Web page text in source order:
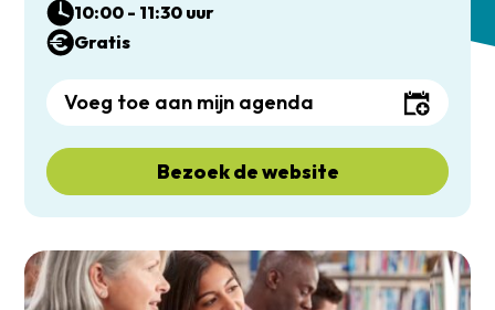
10:00 - 11:30 uur
Gratis
Voeg toe aan mijn agenda
Bezoek de website